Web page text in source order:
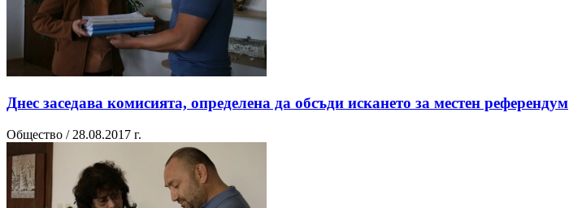
Днес заседава комисията, определена да обсъди искането за местен референдум
Общество / 28.08.2017 г.